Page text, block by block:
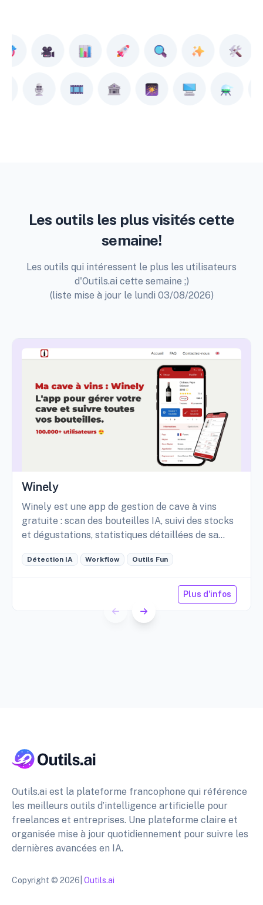
Les outils les plus visités cette
semaine!
Les outils qui intéressent le plus les utilisateurs
d'Outils.ai cette semaine ;)
(liste mise à jour le lundi 03/08/2026)
Winely
Winely est une app de gestion de cave à vins
gratuite : scan des bouteilles IA, suivi des stocks
et dégustations, statistiques détaillées de sa
Détection IA Workflow Outils Fun
Plus d'infos
Outils.ai est la plateforme francophone qui référence
les meilleurs outils d’intelligence artificielle pour
freelances et entreprises. Une plateforme claire et
organisée mise à jour quotidiennement pour suivre les
dernières avancées en IA.
Copyright © 2026| Outils.ai